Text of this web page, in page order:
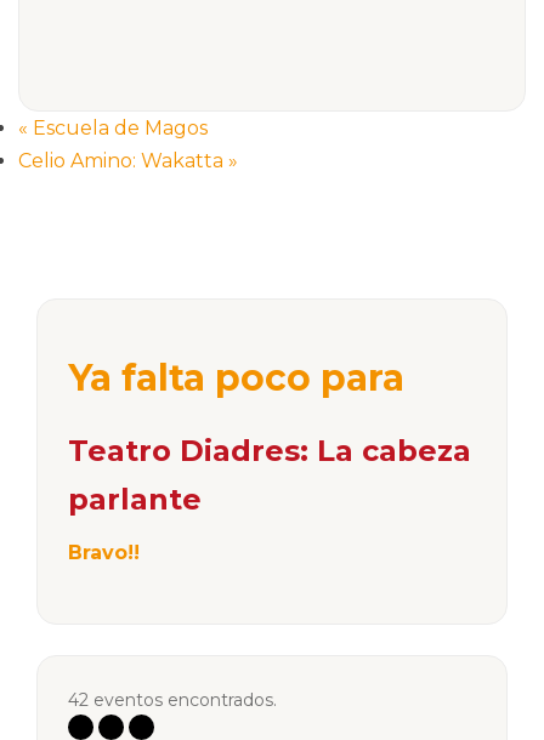
« Escuela de Magos
Celio Amino: Wakatta »
Ya falta poco para
Teatro Diadres: La cabeza
parlante
Bravo!!
42 eventos encontrados.